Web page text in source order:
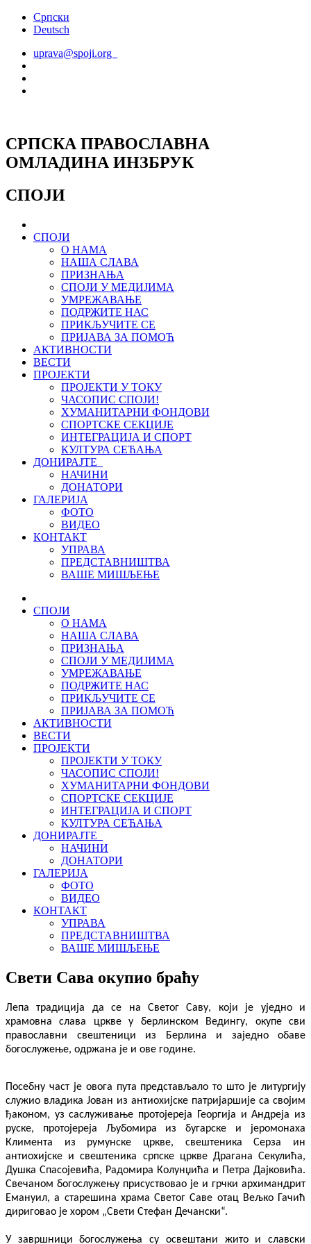
СкочитеСрпски
Deutsch
uprava@spoji.org
СРПСКА ПРАВОСЛАВНА
ОМЛАДИНА ИНЗБРУК
СПОЈИ
СПОЈИ
О НАМА
НАША СЛАВА
ПРИЗНАЊА
СПОЈИ У МЕДИЈИМА
УМРЕЖАВАЊЕ
ПОДРЖИТЕ НАС
ПРИКЉУЧИТЕ СЕ
ПРИЈАВА ЗА ПОМОЋ
АКТИВНОСТИ
ВЕСТИ
ПРОЈЕКТИ
ПРОЈЕКТИ У ТОКУ
ЧАСОПИС СПОЈИ!
ХУМАНИТАРНИ ФОНДОВИ
СПОРТСКЕ СЕКЦИЈЕ
ИНТЕГРАЦИЈА И СПОРТ
КУЛТУРА СЕЋАЊА
ДОНИРАЈТЕ
НАЧИНИ
ДОНАТОРИ
ГАЛЕРИЈА
ФОТО
ВИДЕО
КОНТАКТ
УПРАВА
ПРЕДСТАВНИШТВА
ВАШЕ МИШЉЕЊЕ
СПОЈИ
О НАМА
НАША СЛАВА
ПРИЗНАЊА
СПОЈИ У МЕДИЈИМА
УМРЕЖАВАЊЕ
ПОДРЖИТЕ НАС
ПРИКЉУЧИТЕ СЕ
ПРИЈАВА ЗА ПОМОЋ
АКТИВНОСТИ
ВЕСТИ
ПРОЈЕКТИ
ПРОЈЕКТИ У ТОКУ
ЧАСОПИС СПОЈИ!
ХУМАНИТАРНИ ФОНДОВИ
СПОРТСКЕ СЕКЦИЈЕ
ИНТЕГРАЦИЈА И СПОРТ
КУЛТУРА СЕЋАЊА
ДОНИРАЈТЕ
НАЧИНИ
ДОНАТОРИ
ГАЛЕРИЈА
ФОТО
ВИДЕО
КОНТАКТ
УПРАВА
ПРЕДСТАВНИШТВА
ВАШЕ МИШЉЕЊЕ
Свети Сава окупио браћу
Лепа традиција да се на Светог Саву, који је уједно и
храмовна слава цркве у берлинском Ведингу, окупе сви
православни свештеници из Берлина и заједно обаве
богослужење, одржана је и ове године.
Посебну част је овога пута представљало то што је литургију
служио владика Јован из антиохијске патријаршије са својим
ђаконом, уз саслуживање протојереја Георгија и Андреја из
руске, протојереја Љубомира из бугарске и јеромонаха
Климента из румунске цркве, свештеника Серза ин
антиохијске и свештеника српске цркве Драгана Секулића,
Душка Спасојевића, Радомира Колунџића и Петра Дајковића.
Свечаном богослужењу присуствовао је и грчки архимандрит
Емануил, а старешина храма Светог Саве отац Вељко Гачић
дириговао је хором „Свети Стефан Дечански“.
У завршници богослужења су освештани жито и славски